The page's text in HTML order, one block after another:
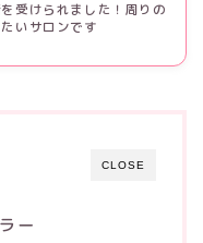
受けられました！周りの
いサロンです
CLOSE
ー